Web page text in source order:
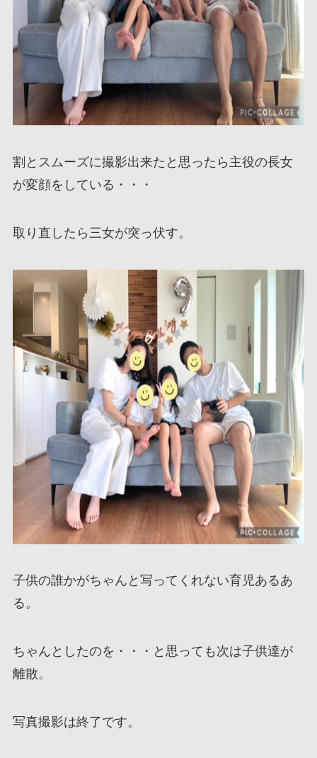
割とスムーズに撮影出来たと思ったら主役の長女
が変顔をしている・・・
取り直したら三女が突っ伏す。
子供の誰かがちゃんと写ってくれない育児あるあ
る。
ちゃんとしたのを・・・と思っても次は子供達が
離散。
写真撮影は終了です。